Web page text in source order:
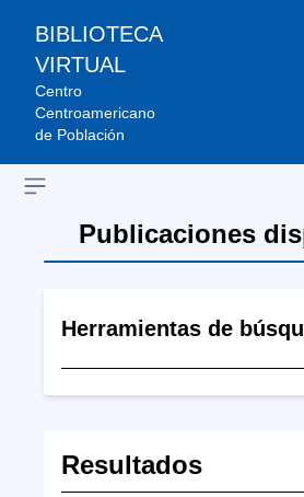
BIBLIOTECA
VIRTUAL
Centro
Centroamericano
de Población
Open sidebar
Publicaciones
Herramientas de
Resultados